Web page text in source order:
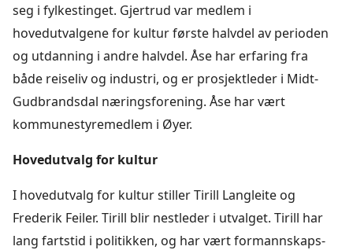
seg i fylkestinget. Gjertrud var medlem i
hovedutvalgene for kultur første halvdel av perioden
og utdanning i andre halvdel. Åse har erfaring fra
både reiseliv og industri, og er prosjektleder i Midt-
Gudbrandsdal næringsforening. Åse har vært
kommunestyremedlem i Øyer.
Hovedutvalg for kultur
I hovedutvalg for kultur stiller Tirill Langleite og
Frederik Feiler. Tirill blir nestleder i utvalget. Tirill har
lang fartstid i politikken, og har vært formannskaps-